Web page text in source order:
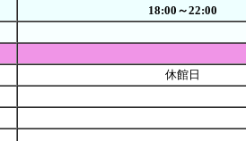
18:00～22:00
休館日